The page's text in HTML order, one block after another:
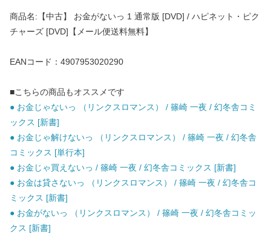
商品名:【中古】 お金がないっ 1 通常版 [DVD] / ハピネット・ピク
チャーズ [DVD]【メール便送料無料】
EANコード：4907953020290
■こちらの商品もオススメです
● お金じゃないっ （リンクスロマンス） / 篠崎 一夜 / 幻冬舎コミ
ックス [新書]
● お金じゃ解けないっ （リンクスロマンス） / 篠崎 一夜 / 幻冬舎
コミックス [単行本]
● お金じゃ買えないっ / 篠崎 一夜 / 幻冬舎コミックス [新書]
● お金は貸さないっ （リンクスロマンス） / 篠崎 一夜 / 幻冬舎コ
ミックス [新書]
● お金がないっ （リンクスロマンス） / 篠崎 一夜 / 幻冬舎コミッ
クス [新書]